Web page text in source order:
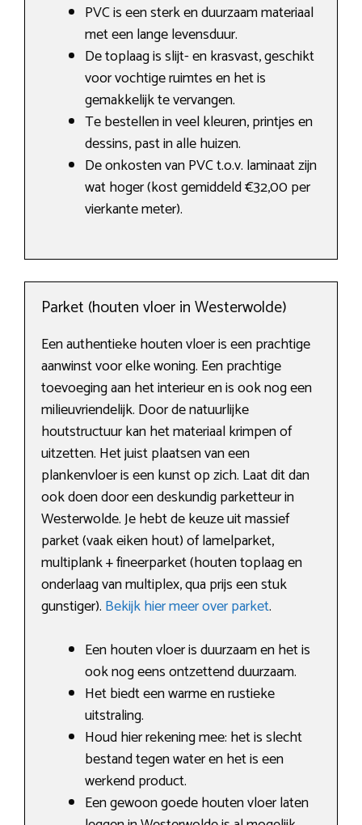
PVC is een sterk en duurzaam materiaal
met een lange levensduur.
De toplaag is slijt- en krasvast, geschikt
voor vochtige ruimtes en het is
gemakkelijk te vervangen.
Te bestellen in veel kleuren, printjes en
dessins, past in alle huizen.
De onkosten van PVC t.o.v. laminaat zijn
wat hoger (kost gemiddeld €32,00 per
vierkante meter).
Parket (houten vloer in Westerwolde)
Een authentieke houten vloer is een prachtige
aanwinst voor elke woning. Een prachtige
toevoeging aan het interieur en is ook nog een
milieuvriendelijk. Door de natuurlijke
houtstructuur kan het materiaal krimpen of
uitzetten. Het juist plaatsen van een
plankenvloer is een kunst op zich. Laat dit dan
ook doen door een deskundig parketteur in
Westerwolde. Je hebt de keuze uit massief
parket (vaak eiken hout) of lamelparket,
multiplank + fineerparket (houten toplaag en
onderlaag van multiplex, qua prijs een stuk
gunstiger). Bekijk hier meer over parket.
Een houten vloer is duurzaam en het is
ook nog eens ontzettend duurzaam.
Het biedt een warme en rustieke
uitstraling.
Houd hier rekening mee: het is slecht
bestand tegen water en het is een
werkend product.
Een gewoon goede houten vloer laten